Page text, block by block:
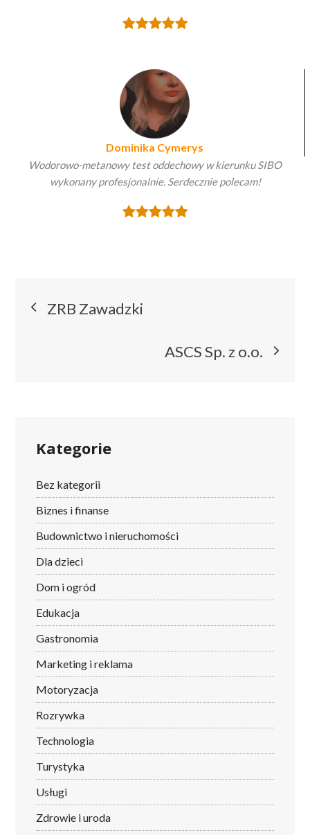
Dominika Cymerys
Wodorowo-metanowy test oddechowy w kierunku SIBO
wykonany profesjonalnie. Serdecznie polecam!
Nawigacja
ZRB Zawadzki
ASCS Sp. z o.o.
Kategorie
Bez kategorii
Biznes i finanse
Budownictwo i nieruchomości
Dla dzieci
Dom i ogród
Edukacja
Gastronomia
Marketing i reklama
Motoryzacja
Rozrywka
Technologia
Turystyka
Usługi
Zdrowie i uroda